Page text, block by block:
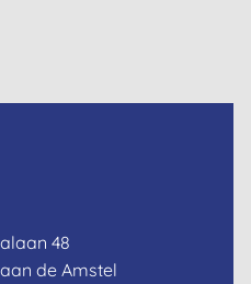
48
de Amstel